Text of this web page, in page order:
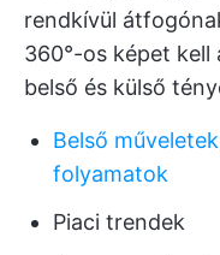
rendkívül
360°-os képet kell
belső és külső
Belső
folyamatok
Piaci trendek